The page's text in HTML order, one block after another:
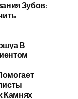
Зубов:
В
Камнях